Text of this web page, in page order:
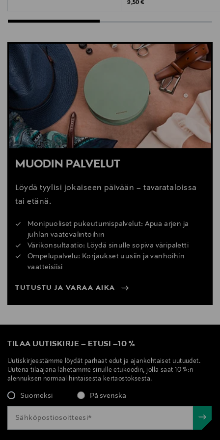
Original Price
9,50 €
MUODIN PALVELUT
Löydä tyylisi jokaiseen päivään – tavarataloissa
tai etänä.
Monipuoliset pukeutumispalvelut: Apua arjen ja
juhlan vaatevalintoihin
Värikonsultaatio: Löydä sinulle sopiva väripaletti
Ompelupalvelu: Korjaukset uusiin ja vanhoihin
vaatteisiisi
TUTUSTU JA VARAA AIKA
TILAA UUTISKIRJE – ETUSI –10 %
Uutiskirjeestämme löydät parhaat edut ja ajankohtaiset uutuudet.
Uutena tilaajana lähetämme sinulle etukoodin, jolla saat 10 %:n
alennuksen normaalihintaisesta kertaostoksesta.
Suomeksi På svenska